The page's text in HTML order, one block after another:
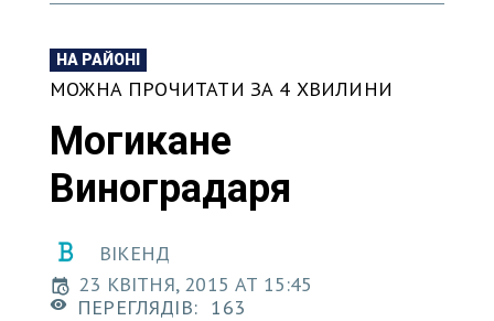
НА РАЙОНІ
МОЖНА ПРОЧИТАТИ ЗА 4 ХВИЛИНИ
Могикане
Виноградаря
ВІКЕНД
23 КВІТНЯ, 2015 AT 15:45
ПЕРЕГЛЯДІВ: 163